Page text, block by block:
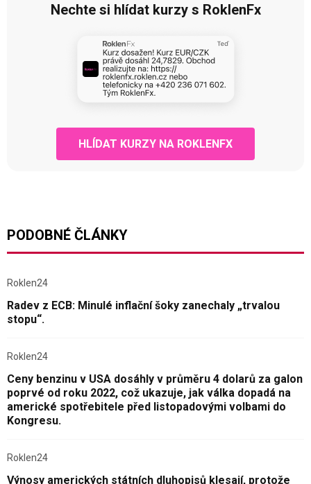
Nechte si hlídat kurzy s RoklenFx
HLÍDAT KURZY NA ROKLENFX
PODOBNÉ ČLÁNKY
Roklen24
Radev z ECB: Minulé inflační šoky zanechaly „trvalou
stopu“.
Roklen24
Ceny benzinu v USA dosáhly v průměru 4 dolarů za galon
poprvé od roku 2022, což ukazuje, jak válka dopadá na
americké spotřebitele před listopadovými volbami do
Kongresu.
Roklen24
Výnosy amerických státních dluhopisů klesají, protože